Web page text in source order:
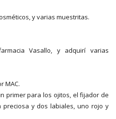
y varias muestritas.
Vasallo, y adquirí varias
MAC.
primer para los ojitos, el fijador de
preciosa y dos labiales, uno rojo y